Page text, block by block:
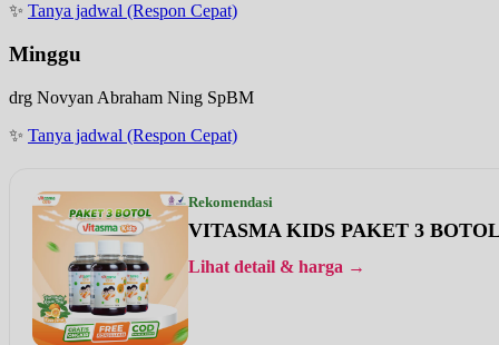
✨ Tanya jadwal (Respon Cepat)
Minggu
drg Novyan Abraham Ning SpBM
✨ Tanya jadwal (Respon Cepat)
Rekomendasi
VITASMA KIDS PAKET 3
Lihat detail & harga →